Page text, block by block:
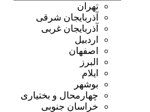
تهران
آذربایجان شرقی
آذربایجان غربی
اردبیل
اصفهان
البرز
ایلام
بوشهر
چهارمحال و بختیاری
خراسان جنوبی